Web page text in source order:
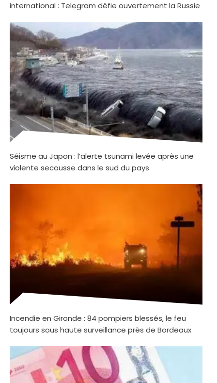
international : Telegram défie ouvertement la Russie
Séisme au Japon : l’alerte tsunami levée après une
violente secousse dans le sud du pays
Incendie en Gironde : 84 pompiers blessés, le feu
toujours sous haute surveillance près de Bordeaux